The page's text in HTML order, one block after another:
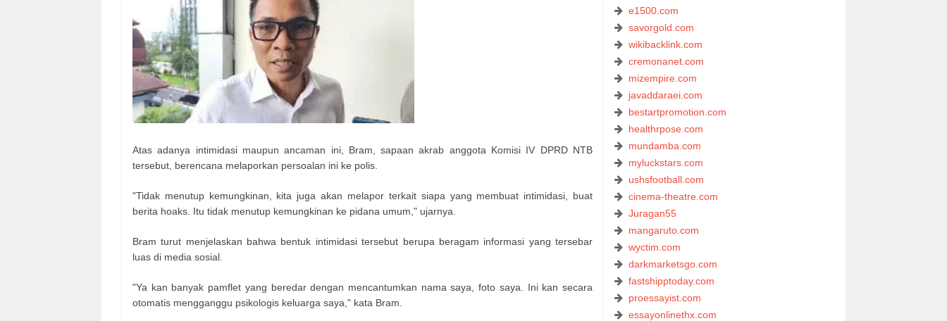
Atas adanya intimidasi maupun ancaman ini, Bram, sapaan akrab anggota Komisi IV DPRD NTB
tersebut, berencana melaporkan persoalan ini ke polis.
"Tidak menutup kemungkinan, kita juga akan melapor terkait siapa yang membuat intimidasi, buat
berita hoaks. Itu tidak menutup kemungkinan ke pidana umum," ujarnya.
Bram turut menjelaskan bahwa bentuk intimidasi tersebut berupa beragam informasi yang tersebar
luas di media sosial.
"Ya kan banyak pamflet yang beredar dengan mencantumkan nama saya, foto saya. Ini kan secara
otomatis mengganggu psikologis keluarga saya," kata Bram.
e1500.com
savorgold.com
wikibacklink.com
cremonanet.com
mizempire.com
javaddaraei.com
bestartpromotion.com
healthrpose.com
mundamba.com
myluckstars.com
ushsfootball.com
cinema-theatre.com
Juragan55
mangaruto.com
wyctim.com
darkmarketsgo.com
fastshipptoday.com
proessayist.com
essayonlinethx.com